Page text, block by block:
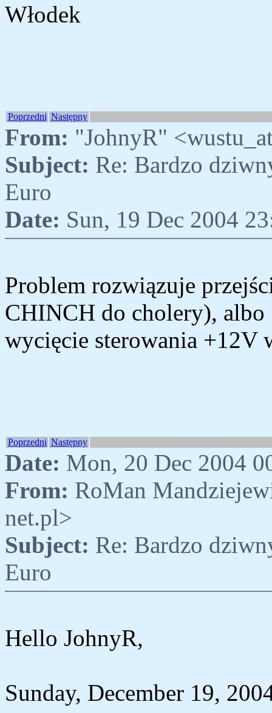
Włodek
Poprzedni Następny
From: "JohnyR"
Subject: Re: Bardzo
Euro
Date: Sun, 19 Dec 2004
Problem rozwiązuje
CHINCH do cholery), albo
wycięcie sterowania +12V
Poprzedni Następny
Date: Mon, 20 Dec 2004
From: RoMan
net.pl>
Subject: Re: Bardzo
Euro
Hello JohnyR,
Sunday, December 19,